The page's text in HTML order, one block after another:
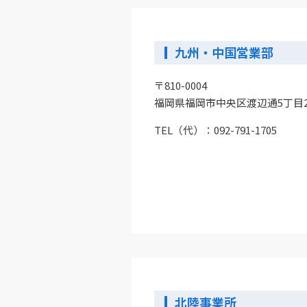
九州・中国営業部
〒810-0004
福岡県福岡市中央区渡辺通5丁
TEL（代）： 092-791-1705
北陸事業所